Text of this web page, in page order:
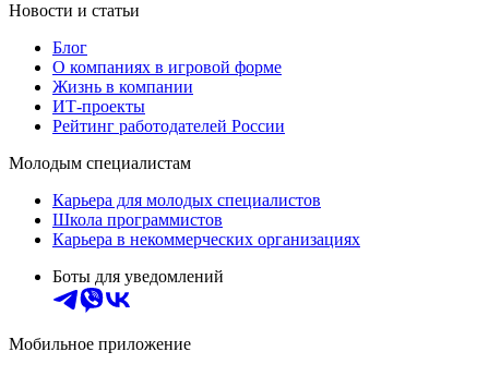
Новости и статьи
Блог
О компаниях в игровой форме
Жизнь в компании
ИТ-проекты
Рейтинг работодателей России
Молодым специалистам
Карьера для молодых специалистов
Школа программистов
Карьера в некоммерческих организациях
Боты для уведомлений
Мобильное приложение